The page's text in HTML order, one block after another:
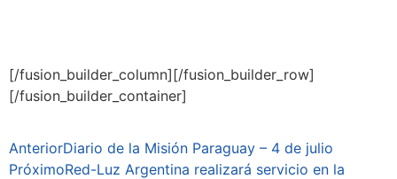
[/fusion_builder_column][/fusion_builder_row]
[/fusion_builder_container]
AnteriorDiario de la Misión Paraguay – 4 de julio
PróximoRed-Luz Argentina realizará servicio en la